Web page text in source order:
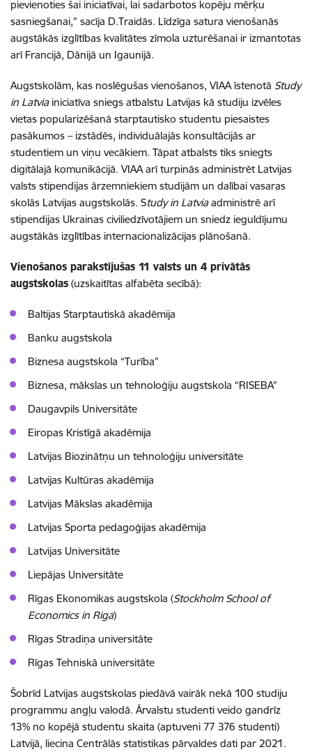
pievienoties šai iniciatīvai, lai sadarbotos kopēju mērķu
sasniegšanai,” sacīja D.Traidās. Līdzīga satura vienošanās
augstākās izglītības kvalitātes zīmola uzturēšanai ir izmantotas
arī Francijā, Dānijā un Igaunijā.
Augstskolām, kas noslēgušas vienošanos, VIAA īstenotā Study
in Latviainiciatīva sniegs atbalstu Latvijas kā studiju izvēles
vietas popularizēšanā starptautisko studentu piesaistes
pasākumos – izstādēs, individuālajās konsultācijās ar
studentiem un viņu vecākiem. Tāpat atbalsts tiks sniegts
digitālajā komunikācijā. VIAA arī turpinās administrēt Latvijas
valsts stipendijas ārzemniekiem studijām un dalībai vasaras
skolās Latvijas augstskolās. Study in Latviaadministrē arī
stipendijas Ukrainas civiliedzīvotājiem un sniedz ieguldījumu
augstākās izglītības internacionalizācijas plānošanā.
Vienošanos parakstījušas 11 valsts un 4 privātās
augstskolas (uzskaitītas alfabēta secībā):
Baltijas Starptautiskā akadēmija
Banku augstskola
Biznesa augstskola “Turība”
Biznesa, mākslas un tehnoloģiju augstskola “RISEBA”
Daugavpils Universitāte
Eiropas Kristīgā akadēmija
Latvijas Biozinātņu un tehnoloģiju universitāte
Latvijas Kultūras akadēmija
Latvijas Mākslas akadēmija
Latvijas Sporta pedagoģijas akadēmija
Latvijas Universitāte
Liepājas Universitāte
Rīgas Ekonomikas augstskola (Stockholm School of
Economics in Riga)
Rīgas Stradiņa universitāte
Rīgas Tehniskā universitāte
Šobrīd Latvijas augstskolas piedāvā vairāk nekā 100 studiju
programmu angļu valodā. Ārvalstu studenti veido gandrīz
13% no kopējā studentu skaita (aptuveni 77 376 studenti)
Latvijā, liecina Centrālās statistikas pārvaldes dati par 2021.